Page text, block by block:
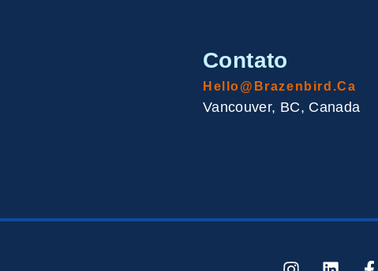
Contato
Hello@brazenbird.ca
Vancouver, BC, Canada